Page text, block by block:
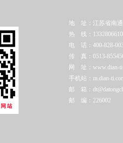
地 址：江苏省南通
热 线：
电 话：400-828-
传 真：0513-
网 址：www.dian-
手机站：m.dian-
邮 箱：
邮 编：226002